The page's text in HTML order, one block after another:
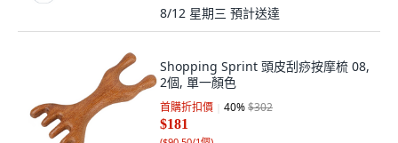
8/12 星期三 預計送達
Shopping Sprint 頭皮刮痧按摩梳 08,
2個, 單一顏色
首購折扣價 40%$302
$181